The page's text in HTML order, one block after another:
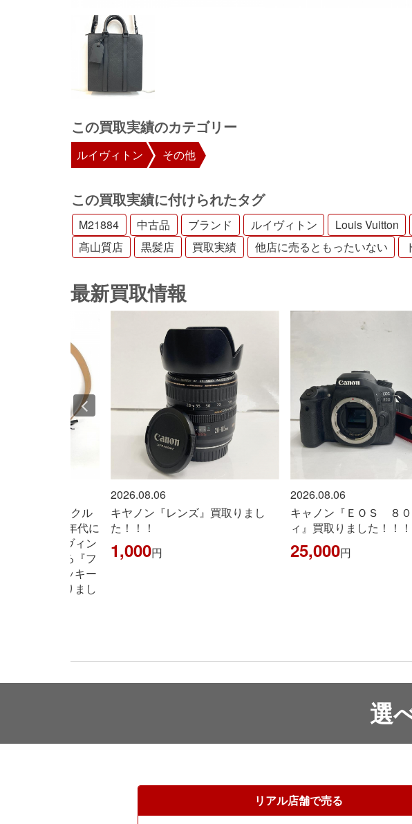
この買取実績のカテゴリー
ルイヴィトン その他
この買取実績に付けられたタグ
M21884 中古品 ブランド ルイヴィトン Louis Vuitton
髙山質店
黒髪店 買取実績 他店に売るともったいない
最新買取情報
「F」のバックル
代後半〜00年代に
め、現在はヴィン
注目されてる『フ
バケットズッキー
』買い取りまし
2026.08.06
キヤノン『レンズ』買取りまし
た！！！
1,000円
2026.08.06
キャノン『ＥＯＳ ８
ィ』買取りました！！！
25,000円
選
リアル店舗で売る